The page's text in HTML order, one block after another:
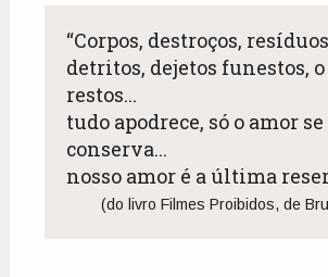
“Corpos, destroços,
detritos, dejetos funestos,
restos...
tudo apodrece, só o amor se
conserva...
(do livro Filmes Proibidos, de